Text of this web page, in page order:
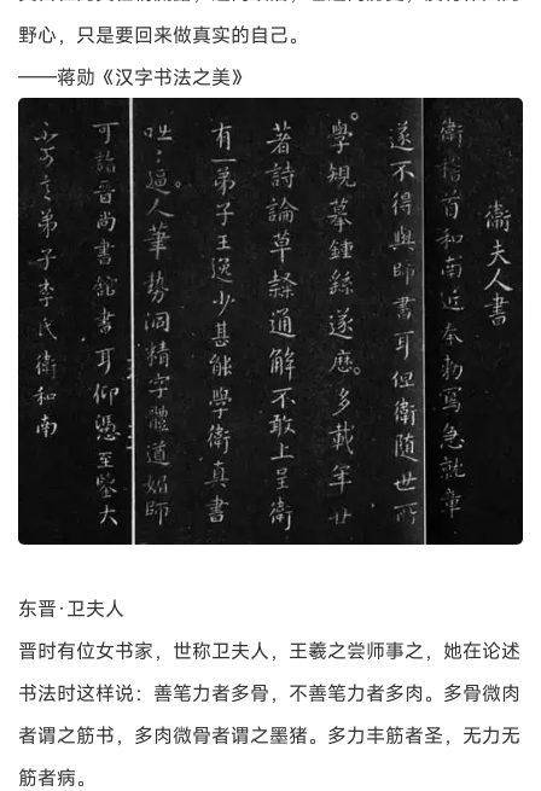
（宋）李建中《土母帖》
生活和工作就象书法。生活中你可以写狂草，只要不犯法，
可以随意挥洒，懂你的人自然懂，不懂的人猜去吧；工作中
你却只能写楷书，至少要写行书，横竖撇捺大概要交代清
楚，尽兴挥洒，不懂的人多了，你就有麻烦了。
——沈尹默
（北宋）欧阳修《致端明侍读尺牍》
中国的笔有极大的表现力，因此笔墨两字，不但代表绘画和
书法的工具，而且代表了一种艺术境界。